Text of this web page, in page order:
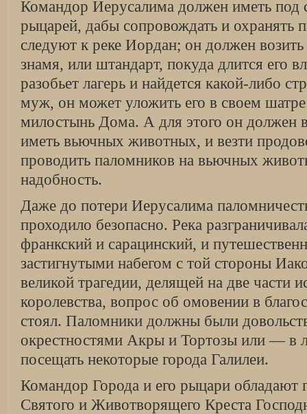
Командор Иерусалима должен иметь под
рыцарей, дабы сопровождать и охранять
следуют к реке Иордан; он должен
знамя, или штандарт, покуда длится его
разобьет лагерь и найдется какой-либо
муж, он может уложить его в своем
милостынь Дома. А для этого он должен
иметь вьючных животных, и везти
проводить паломников на вьючных
надобность.
Даже до потери Иерусалима
проходило безопасно. Река
франкский и сарацинский, и
застигнутыми набегом с той стороны
великой трагедии, делящей на две части
королевства, вопрос об омовении в
стоял. Паломники должны были
окрестностями Акры и Тортозы или — в
посещать некоторые города Галилеи.
Командор Города и его рыцари обладают
Святого и Животворящего Креста